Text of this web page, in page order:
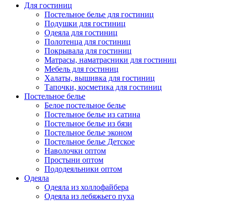
Для гостиниц
Постельное белье для гостиниц
Подушки для гостиниц
Одеяла для гостиниц
Полотенца для гостиниц
Покрывала для гостиниц
Матрасы, наматрасники для гостиниц
Мебель для гостиниц
Халаты, вышивка для гостиниц
Тапочки, косметика для гостиниц
Постельное белье
Белое постельное белье
Постельное белье из сатина
Постельное белье из бязи
Постельное белье эконом
Постельное белье Детское
Наволочки оптом
Простыни оптом
Пододеяльники оптом
Одеяла
Одеяла из холлофайбера
Одеяла из лебяжьего пуха